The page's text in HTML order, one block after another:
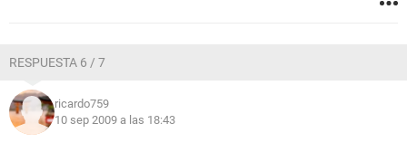
RESPUESTA 6 / 7
ricardo759
10 sep 2009 a las 18:43